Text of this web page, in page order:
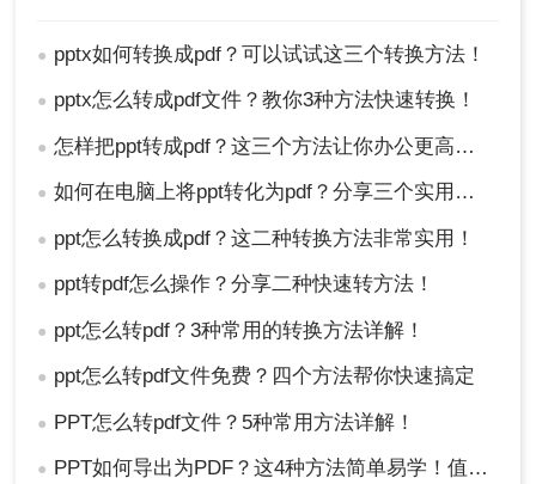
● pptx如何转换成pdf？可以试试这三个转换方法！
● pptx怎么转成pdf文件？教你3种方法快速转换！
● 怎样把ppt转成pdf？这三个方法让你办公更高效！
● 如何在电脑上将ppt转化为pdf？分享三个实用且易学的转换方法！
● ppt怎么转换成pdf？这二种转换方法非常实用！
● ppt转pdf怎么操作？分享二种快速转方法！
● ppt怎么转pdf？3种常用的转换方法详解！
● ppt怎么转pdf文件免费？四个方法帮你快速搞定
● PPT怎么转pdf文件？5种常用方法详解！
● PPT如何导出为PDF？这4种方法简单易学！值得收藏！